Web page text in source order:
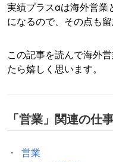
実績プラスαは海外営業
になるので、その点も留
この記事を読んで海外
たら嬉しく思います。
「営業 」関連の仕
営業